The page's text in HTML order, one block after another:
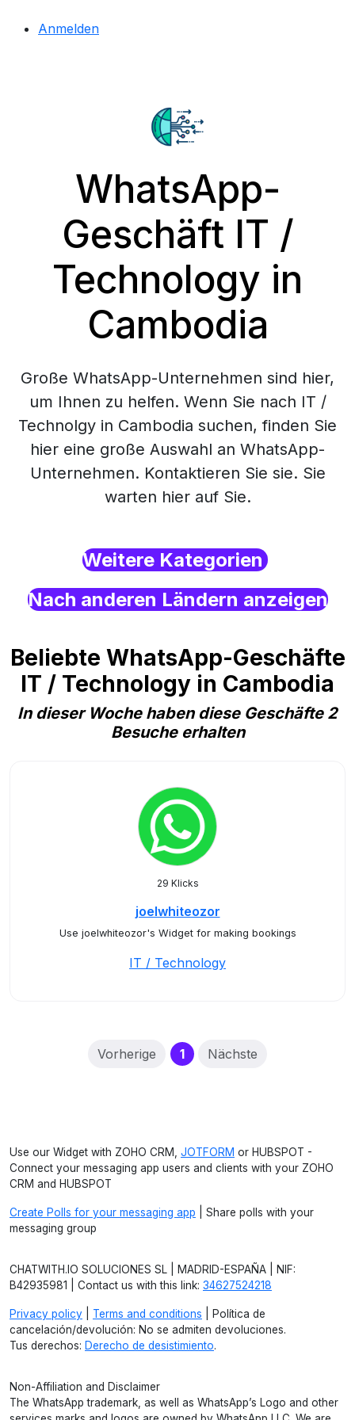
Anmelden
WhatsApp-
Geschäft IT /
Technology in
Cambodia
Große WhatsApp-Unternehmen sind hier,
um Ihnen zu helfen. Wenn Sie nach IT /
Technolgy in Cambodia suchen, finden Sie
hier eine große Auswahl an WhatsApp-
Unternehmen. Kontaktieren Sie sie. Sie
warten hier auf Sie.
Weitere Kategorien
Nach anderen Ländern anzeigen
Beliebte WhatsApp-Geschäfte
IT / Technology in Cambodia
In dieser Woche haben diese Geschäfte 2
Besuche erhalten
29 Klicks
joelwhiteozor
Use joelwhiteozor's Widget for making bookings
IT / Technology
Vorherige 1(current)
Nächste
Use our Widget with ZOHO CRM, JOTFORM or HUBSPOT -
Connect your messaging app users and clients with your ZOHO
CRM and HUBSPOT
Create Polls for your messaging app | Share polls with your
messaging group
CHATWITH.IO SOLUCIONES SL | MADRID-ESPAÑA | NIF:
B42935981 | Contact us with this link: 34627524218
Privacy policy Terms and conditions | Política de
cancelación/devolución: No se admiten devoluciones.
Tus derechos: Derecho de desistimiento.
Non-Affiliation and Disclaimer
The WhatsApp trademark, as well as WhatsApp’s Logo and other